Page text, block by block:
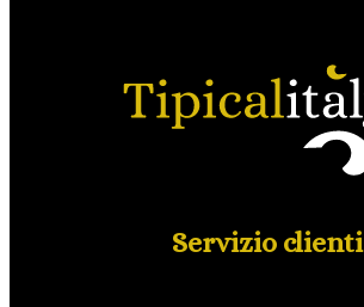
Servizio clienti